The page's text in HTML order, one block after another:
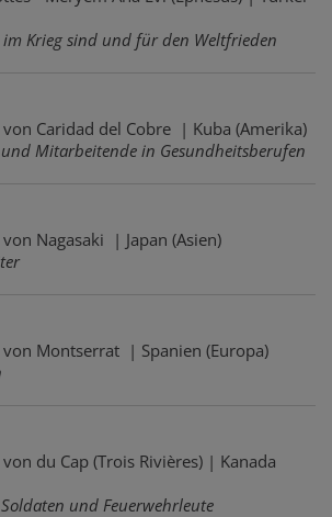
Krieg sind und für den Weltfrieden
von Caridad del Cobre | Kuba (Amerika)
Mitarbeitende in Gesundheitsberufen
Nagasaki | Japan (Asien)
von Montserrat | Spanien (Europa)
du Cap (Trois Rivières) | Kanada
und Feuerwehrleute